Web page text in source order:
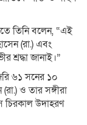
তিনি বলেন, “এই
(রা.) এবং
শ্রদ্ধা জানাই।”
৬১ সনের ১০
ও তার সঙ্গীরা
চিরকাল উদাহরণ